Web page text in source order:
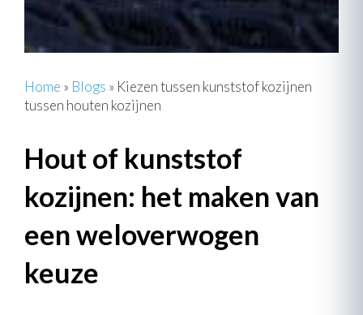
Home » Blogs » Kiezen tussen kunststof kozijnen
tussen houten kozijnen
Hout of kunststof
kozijnen: het maken van
een weloverwogen
keuze